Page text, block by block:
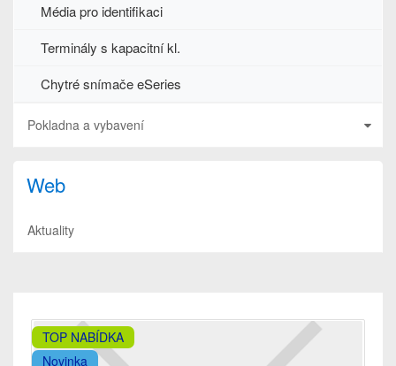
TOP NABÍDKA
Novinka
Média pro identifikaci
Terminály s kapacitní kl.
Chytré snímače eSeries
Pokladna a vybavení
Web
Aktuality